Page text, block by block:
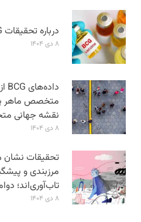
درباره تحقیقات BCG
۸ دی ۱۴۰۴
متخصص ماهر
نقشه جهانی
۸ دی ۱۴۰۴
تحقیقات نشان
مرزبندی و
تاب‌آوری‌اند؛
۸ دی ۱۴۰۴